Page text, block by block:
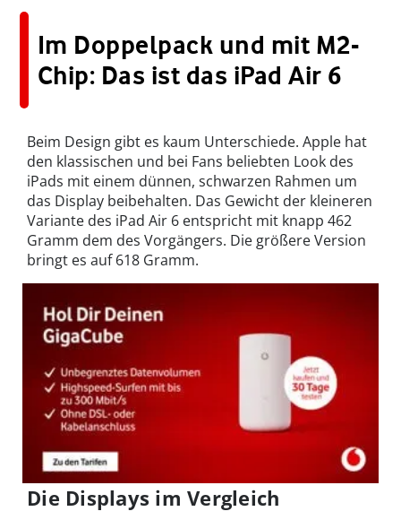
Im Doppelpack und mit M2-
Chip: Das ist das iPad Air 6
Beim Design gibt es kaum Unterschiede. Apple hat
den klassischen und bei Fans beliebten Look des
iPads mit einem dünnen, schwarzen Rahmen um
das Display beibehalten. Das Gewicht der kleineren
Variante des iPad Air 6 entspricht mit knapp 462
Gramm dem des Vorgängers. Die größere Version
bringt es auf 618 Gramm.
Die Displays im Vergleich